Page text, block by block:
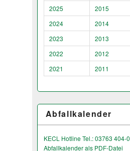
2025
2015
2024
2014
2023
2013
2022
2012
2021
2011
Abfallkalender
KECL Hotline Tel.: 03763 404-0
Abfallkalender als PDF-Datei